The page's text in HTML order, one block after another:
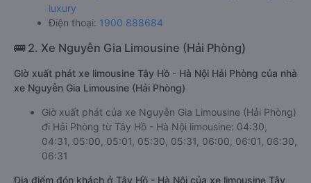
luxury
Điện thoại: 1900 888684
🚌 2. Xe Nguyễn Gia Limousine (Hải Phòng)
Giờ xuất phát xe limousine Tây Hồ - Hà Nội Hải Phòng của nhà
xe Nguyễn Gia Limousine (Hải Phòng)
Giờ xuất phát của xe Nguyễn Gia Limousine (Hải Phòng)
đi Hải Phòng từ Tây Hồ - Hà Nội limousine: 04:30,
04:31, 05:00, 05:01, 05:30, 05:31, 06:00, 06:01, 06:30,
06:31
Địa điểm đón khách ở Tây Hồ - Hà Nội của xe limousine Tây